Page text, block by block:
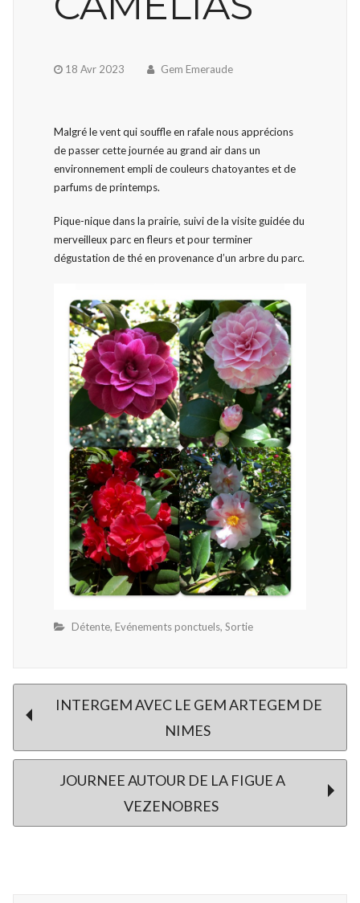
18 Avr 2023 Gem Emeraude
Malgré le vent qui souffle en rafale nous apprécions
de passer cette journée au grand air dans un
environnement empli de couleurs chatoyantes et de
parfums de printemps.
Pique-nique dans la prairie, suivi de la visite guidée du
merveilleux parc en fleurs et pour terminer
dégustation de thé en provenance d’un arbre du parc.
Détente, Evénements ponctuels, Sortie
Post
navigation
INTERGEM AVEC LE GEM ARTEGEM DE
NIMES
JOURNEE AUTOUR DE LA FIGUE A
VEZENOBRES